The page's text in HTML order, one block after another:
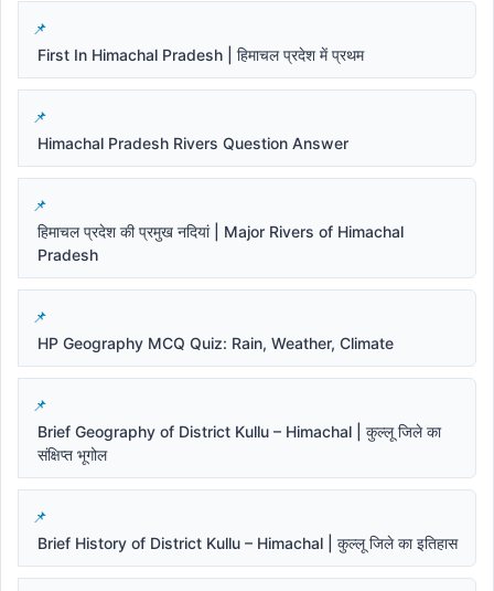
First In Himachal Pradesh | हिमाचल प्रदेश में प्रथम
Himachal Pradesh Rivers Question Answer
हिमाचल प्रदेश की प्रमुख नदियां | Major Rivers of Himachal
Pradesh
HP Geography MCQ Quiz: Rain, Weather, Climate
Brief Geography of District Kullu – Himachal | कुल्लू जिले का
संक्षिप्त भूगोल
Brief History of District Kullu – Himachal | कुल्लू जिले का इतिहास